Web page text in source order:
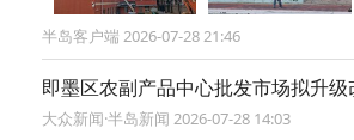
半岛客户端 2026-07-28 21:46
即墨区农副产品中心批发市场拟升级
大众新闻·半岛新闻 2026-07-28 14:03